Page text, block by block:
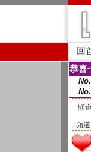
回
恭喜
頻
頻道